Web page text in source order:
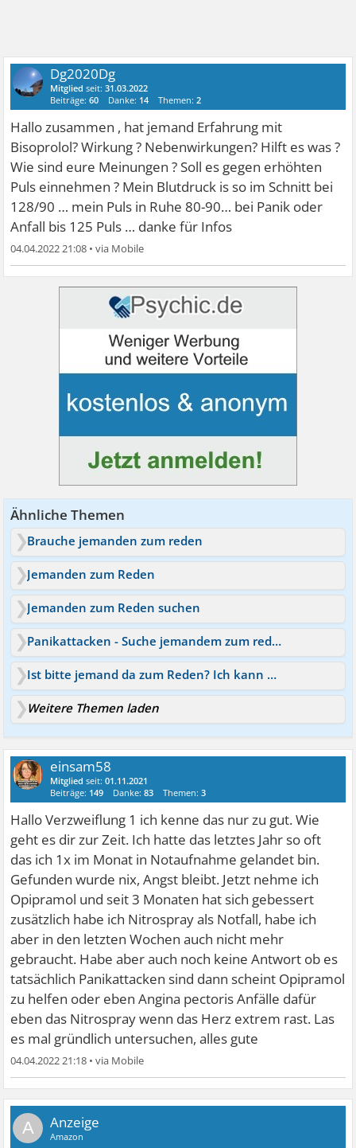
Dg2020Dg
Mitglied seit:31.03.2022
Beiträge:60 Danke: 14 Themen:2
Hallo zusammen , hat jemand Erfahrung mit
Bisoprolol? Wirkung ? Nebenwirkungen? Hilft es was ?
Wie sind eure Meinungen ? Soll es gegen erhöhten
Puls einnehmen ? Mein Blutdruck is so im Schnitt bei
128/90 … mein Puls in Ruhe 80-90… bei Panik oder
Anfall bis 125 Puls … danke für Infos
04.04.2022 21:08 •
Ähnliche Themen
Brauche jemanden zum reden
Jemanden zum Reden
Jemanden zum Reden suchen
Panikattacken - Suche jemandem zum reden
Ist bitte jemand da zum Reden? Ich kann nicht mehr
Weitere Themen laden
einsam58
Mitglied seit:01.11.2021
Beiträge: 149 Danke:83 Themen:3
Hallo Verzweiflung 1 ich kenne das nur zu gut. Wie
geht es dir zur Zeit. Ich hatte das letztes Jahr so oft
das ich 1x im Monat in Notaufnahme gelandet bin.
Gefunden wurde nix, Angst bleibt. Jetzt nehme ich
Opipramol und seit 3 Monaten hat sich gebessert
zusätzlich habe ich Nitrospray als Notfall, habe ich
aber in den letzten Wochen auch nicht mehr
gebraucht. Habe aber auch noch keine Antwort ob es
tatsächlich Panikattacken sind dann scheint Opipramol
zu helfen oder eben Angina pectoris Anfälle dafür
eben das Nitrospray wenn das Herz extrem rast. Las
es mal gründlich untersuchen, alles gute
04.04.2022 21:18 •
A